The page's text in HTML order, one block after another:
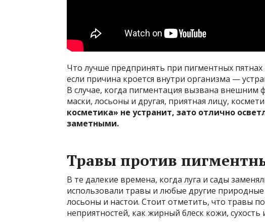
Что лучше предпринять при пигментных
если причина кроется внутри организма —
В случае, когда пигментация вызвана
маски, лосьоны и другая, приятная лицу,
косметика» не устранит, зато отлично
заметными.
Травы против
В те далекие времена, когда луга и сады
использовали травы и любые другие
лосьоны и настои. Стоит отметить, что травы
неприятностей, как жирный блеск кожи,